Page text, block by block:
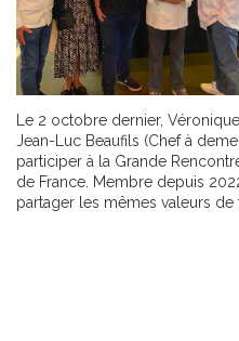
Le 2 octobre dernier,
Jean-Luc Beaufils (Chef à
participer à la Grande
de France. Membre depuis
partager les mêmes valeurs de